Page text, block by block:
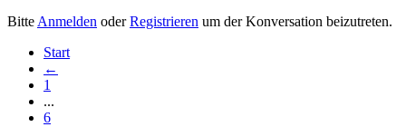
Bitte Anmelden oderRegistrieren um der Konversation beizutreten.
Start
←
1
...
6